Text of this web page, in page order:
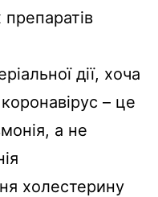
препаратів
дії, хоча
– це
а не
холестерину